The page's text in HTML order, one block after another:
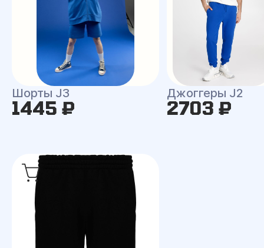
Шорты J3
1445 ₽
Джоггеры J2
2703 ₽